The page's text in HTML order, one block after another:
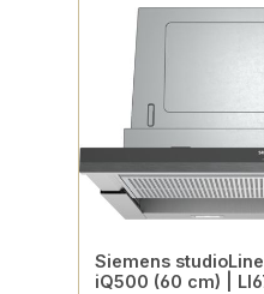
Siemens
iQ500 (60 cm) |